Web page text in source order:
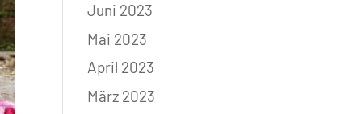
Juni 2023
Mai 2023
April 2023
März 2023